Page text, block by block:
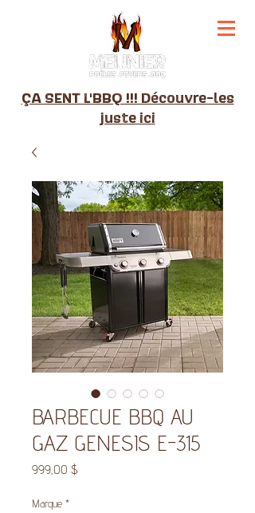
ÇA SENT L'BBQ !!! Découvre-les
juste ici
BARBECUE BBQ AU
GAZ GENESIS E-315
999,00 $
Marque *